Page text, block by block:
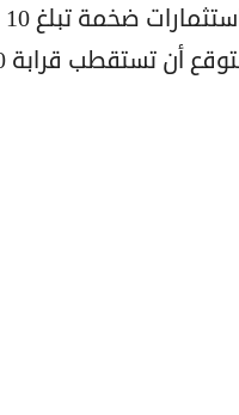
قرابة 30 ألف زائر يوميًا.